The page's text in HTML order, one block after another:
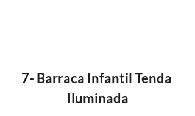
7- Barraca Infantil Tenda
Iluminada